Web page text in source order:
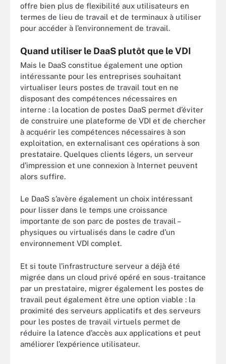
offre bien plus de flexibilité aux utilisateurs en
termes de lieu de travail et de terminaux à utiliser
pour accéder à l’environnement de travail.
Quand utiliser le DaaS plutôt que le VDI
Mais le DaaS constitue également une option
intéressante pour les entreprises souhaitant
virtualiser leurs postes de travail tout en ne
disposant des compétences nécessaires en
interne : la location de postes DaaS permet d’éviter
de construire une plateforme de VDI et de chercher
à acquérir les compétences nécessaires à son
exploitation, en externalisant ces opérations à son
prestataire. Quelques clients légers, un serveur
d’impression et une connexion à Internet peuvent
alors suffire.
Le DaaS s’avère également un choix intéressant
pour lisser dans le temps une croissance
importante de son parc de postes de travail –
physiques ou virtualisés dans le cadre d’un
environnement VDI complet.
Et si toute l’infrastructure serveur a déjà été
migrée dans un cloud privé opéré en sous-traitance
par un prestataire, migrer également les postes de
travail peut également être une option viable : la
proximité des serveurs applicatifs et des serveurs
pour les postes de travail virtuels permet de
réduire la latence d’accès aux applications et peut
améliorer l’expérience utilisateur.